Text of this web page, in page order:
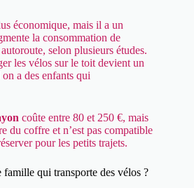
économique, mais il a un
la consommation de
selon plusieurs études.
les vélos sur le toit devient un
a des enfants qui
coûte entre 80 et 250 €, mais
du coffre et n’est pas compatible
pour les petits trajets.
qui transporte des vélos ?